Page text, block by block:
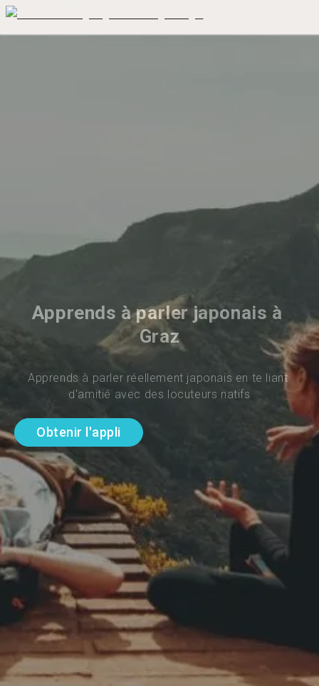
Apprends à parler japonais à
Graz
Apprends à parler réellement japonais en te liant
d'amitié avec des locuteurs natifs
Obtenir l'appli